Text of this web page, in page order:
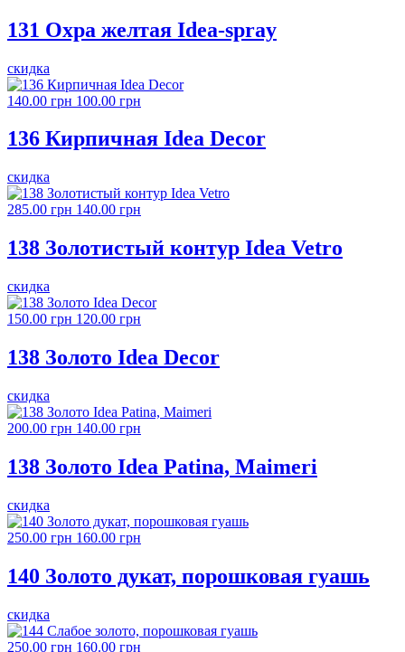
131 Охра желтая Idea-spray
скидка
140.00 грн 100.00 грн
136 Кирпичная Idea Decor
скидка
285.00 грн 140.00 грн
138 Золотистый контур Idea Vetro
скидка
150.00 грн 120.00 грн
138 Золото Idea Decor
скидка
200.00 грн 140.00 грн
138 Золото Idea Patina, Maimeri
скидка
250.00 грн 160.00 грн
140 Золото дукат, порошковая гуашь
скидка
250.00 грн 160.00 грн